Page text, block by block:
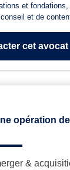
et
et de
à
cet avocat
opération
&